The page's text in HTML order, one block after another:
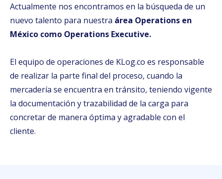
Actualmente nos encontramos en la búsqueda de un
nuevo talento para nuestra área Operations en
México como Operations Executive.
El equipo de operaciones de KLog.co es responsable
de realizar la parte final del proceso, cuando la
mercadería se encuentra en tránsito, teniendo vigente
la documentación y trazabilidad de la carga para
concretar de manera óptima y agradable con el
cliente.